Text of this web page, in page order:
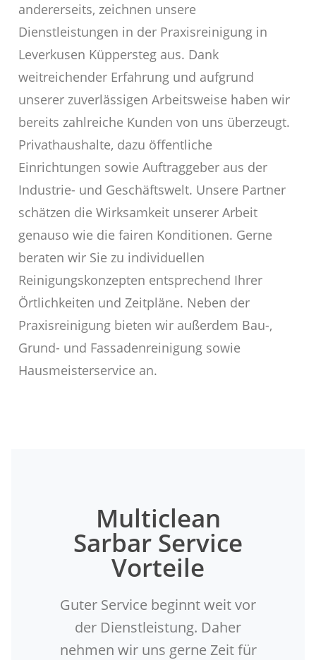
andererseits, zeichnen unsere
Dienstleistungen in der Praxisreinigung in
Leverkusen Küppersteg aus. Dank
weitreichender Erfahrung und aufgrund
unserer zuverlässigen Arbeitsweise haben wir
bereits zahlreiche Kunden von uns überzeugt.
Privathaushalte, dazu öffentliche
Einrichtungen sowie Auftraggeber aus der
Industrie- und Geschäftswelt. Unsere Partner
schätzen die Wirksamkeit unserer Arbeit
genauso wie die fairen Konditionen. Gerne
beraten wir Sie zu individuellen
Reinigungskonzepten entsprechend Ihrer
Örtlichkeiten und Zeitpläne. Neben der
Praxisreinigung bieten wir außerdem Bau-,
Grund- und Fassadenreinigung sowie
Hausmeisterservice an.
Multiclean
Sarbar Service
Vorteile
Guter Service beginnt weit vor
der Dienstleistung. Daher
nehmen wir uns gerne Zeit für